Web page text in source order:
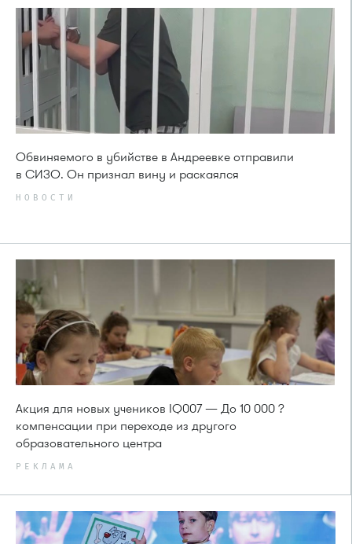
Обвиняемого в убийстве в Андреевке отправили
в СИЗО. Он признал вину и раскаялся
НОВОСТИ
Акция для новых учеников IQ007 — До 10 000 ?
компенсации при переходе из другого
образовательного центра
РЕКЛАМА